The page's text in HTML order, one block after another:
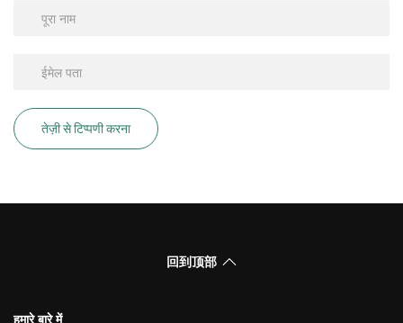
तेज़ी से टिप्पणी करना
回到顶部
हमारे बारे में